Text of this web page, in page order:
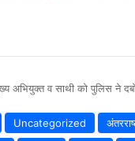
अभियुक्त व साथी को पुलिस ने
Uncategorized